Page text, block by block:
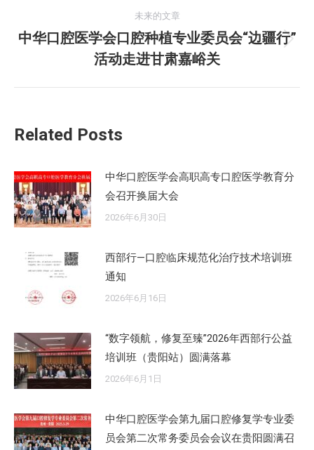
文
章：
未来的文章
未
来
的
中华口腔医学会口腔种植专业委员会“边疆行”
活动走进甘肃嘉峪关
Related Posts
中华口腔医学会高职高专口腔医学教育分
会召开换届大会
2026年6月30日
西部行—口腔临床规范化治疗技术培训班
通知
2026年6月16日
“数字领航，修复至臻”2026年西部行公益
培训班（贵阳站）圆满落幕
2026年6月1日
中华口腔医学会第九届口腔修复学专业委
员会第二次常务委员会会议在贵阳圆满召